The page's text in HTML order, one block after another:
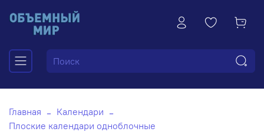
Главная
Календари
Плоские календари одноблочные